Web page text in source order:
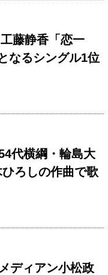
藤静香「恋一
なるシングル1位
代横綱・輪島大
ろしの作曲で歌
ディアン小松政